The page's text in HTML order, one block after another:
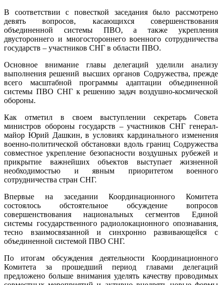
В соответствии с повесткой заседания было рассмотрено
девять вопросов, касающихся совершенствования
объединенной системы ПВО, а также укрепления
двустороннего и многостороннего военного сотрудничества
государств – участников СНГ в области ПВО.
Основное внимание главы делегаций уделили анализу
выполнения решений высших органов Содружества, прежде
всего масштабной программы адаптации объединенной
системы ПВО СНГ к решению задач воздушно-космической
обороны.
Как отметил в своем выступлении секретарь Совета
министров обороны государств – участников СНГ генерал-
майор Юрий Дашкин, в условиях кардинального изменения
военно-политической обстановки вдоль границ Содружества
совместное укрепление безопасности воздушных рубежей и
прикрытие важнейших объектов выступает жизненной
необходимостью и явным приоритетом военного
сотрудничества стран СНГ.
Впервые на заседании Координационного Комитета
состоялось обстоятельное обсуждение вопросов
совершенствования национальных сегментов Единой
системы государственного радиолокационного опознавания,
тесно взаимосвязанной и синхронно развивающейся с
объединенной системой ПВО СНГ.
По итогам обсуждения деятельности Координационного
Комитета за прошедший период главами делегаций
предложено больше внимания уделять качеству проводимых